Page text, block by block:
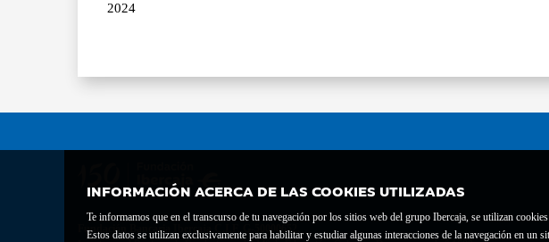
INFORMACIÓN ACERCA DE LAS COOKIES UTILIZADAS
Te informamos que en el transcurso de tu navegación por los sitios web del grupo Ibercaja, se utilizan
Estos datos se utilizan exclusivamente para habilitar y estudiar algunas interacciones de la navegación en
2024
Fundación Bancaria Ibercaja C.I.F. G-50000652.